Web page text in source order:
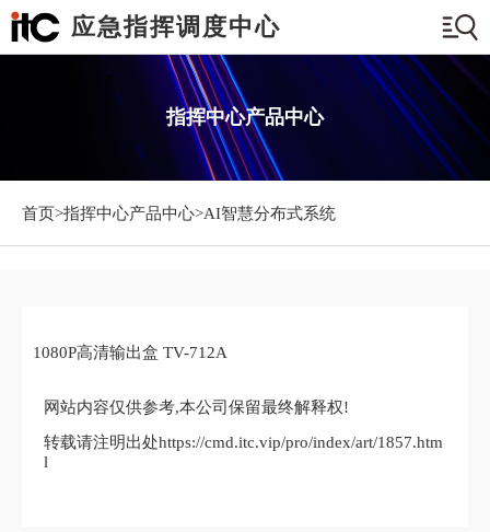
应急指挥调度中心
指挥中心产品中心
首页>指挥中心产品中心>AI智慧分布式系统
1080P高清输出盒 TV-712A
网站内容仅供参考,本公司保留最终解释权!
转载请注明出处https://cmd.itc.vip/pro/index/art/1857.htm
l